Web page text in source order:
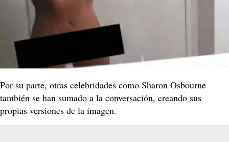
Por su parte, otras celebridades como Sharon Osbourne
también se han sumado a la conversación, creando sus
propias versiones de la imagen.